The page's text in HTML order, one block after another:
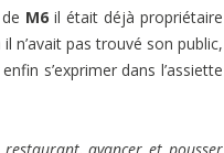
M6 il était déjà propriétaire
n’avait pas trouvé son public,
s’exprimer dans l’assiette
avancer et pousser